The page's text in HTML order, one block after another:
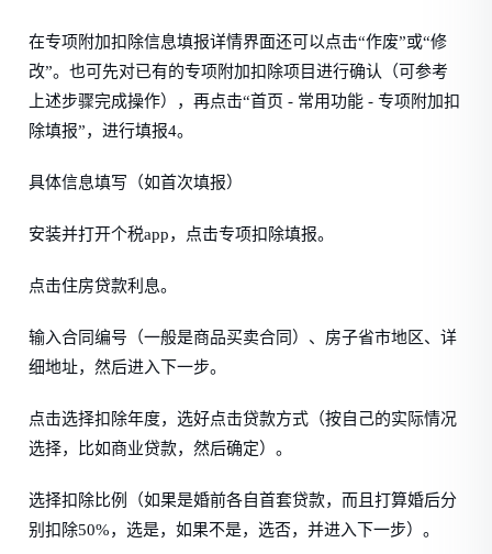
在专项附加扣除信息填报详情界面还可以点击“作废”或“修
改”。也可先对已有的专项附加扣除项目进行确认（可参考
上述步骤完成操作），再点击“首页 - 常用功能 - 专项附加扣
除填报”，进行填报4。
具体信息填写（如首次填报）
安装并打开个税app，点击专项扣除填报。
点击住房贷款利息。
输入合同编号（一般是商品买卖合同）、房子省市地区、详
细地址，然后进入下一步。
点击选择扣除年度，选好点击贷款方式（按自己的实际情况
选择，比如商业贷款，然后确定）。
选择扣除比例（如果是婚前各自首套贷款，而且打算婚后分
别扣除50%，选是，如果不是，选否，并进入下一步）。